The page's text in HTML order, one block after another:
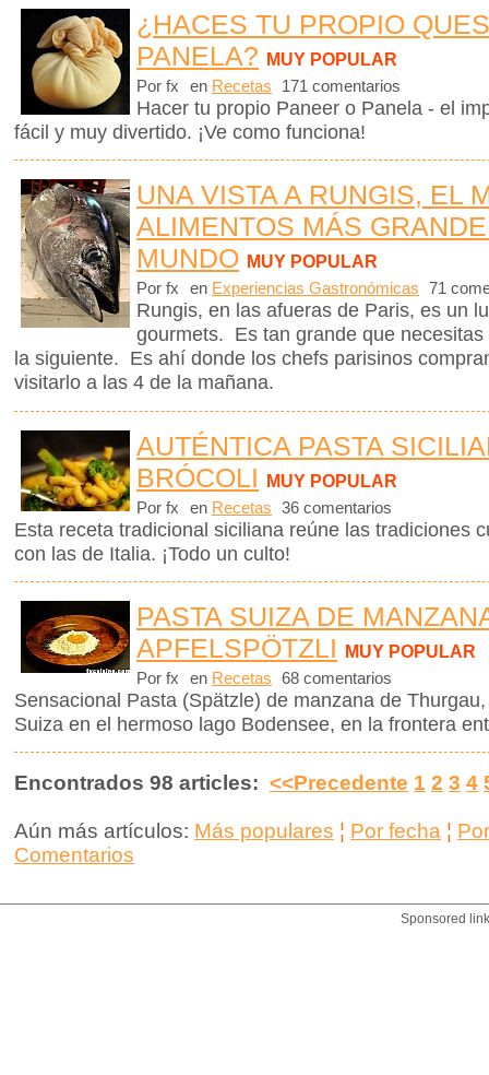
¿HACES TU PROPIO
PANELA? MUY POPULAR
Por fx en Recetas 171 comentarios
Hacer tu propio Paneer o Panela - el
fácil y muy divertido. ¡Ve como funciona!
UNA VISTA A RUNGIS, EL
ALIMENTOS MÁS
MUNDO MUY POPULAR
Por fx en Experiencias Gastronómicas 71
Rungis, en las afueras de Paris, es un
gourmets. Es tan grande que
la siguiente. Es ahí donde los chefs parisinos
visitarlo a las 4 de la mañana.
AUTÉNTICA PASTA
BRÓCOLI MUY POPULAR
Por fx en Recetas 36 comentarios
Esta receta tradicional siciliana reúne las tradiciones
con las de Italia. ¡Todo un culto!
PASTA SUIZA DE
APFELSPÖTZLI MUY POPULAR
Por fx en Recetas 68 comentarios
Sensacional Pasta (Spätzle) de manzana de
Suiza en el hermoso lago Bodensee, en la frontera
Encontrados 98 articles: <<Precedente 1 2 3 4
Aún más artículos: Más populares ¦ Por fecha ¦
Comentarios
Sponsored